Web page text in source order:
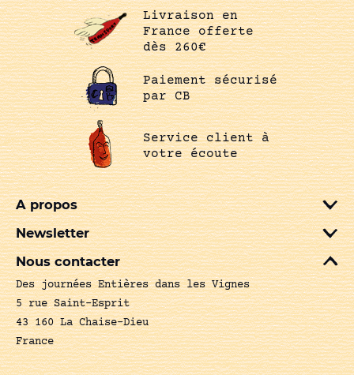
Livraison en
France offerte
dès 260€
Paiement sécurisé
par CB
Service client à
votre écoute
A propos
Newsletter
Nous contacter
Des journées Entières dans les Vignes
5 rue Saint-Esprit
43 160 La Chaise-Dieu
France